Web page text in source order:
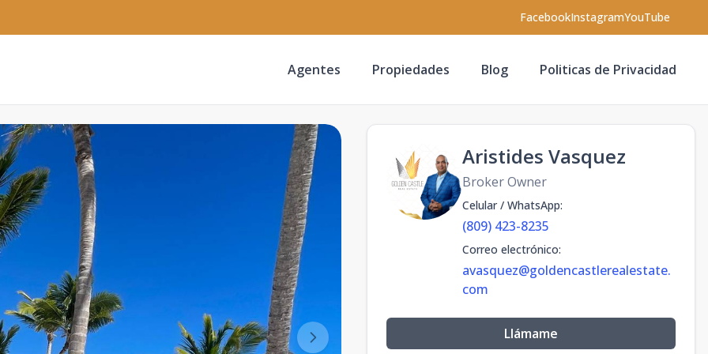
FacebookInstagramYouTube
Agentes Propiedades Blog Politicas de Privacidad
Aristides Vasquez
Broker Owner
Celular / WhatsApp:
(809) 423-8235
Correo electrónico:
avasquez@goldencastlerealestate.
com
Llámame